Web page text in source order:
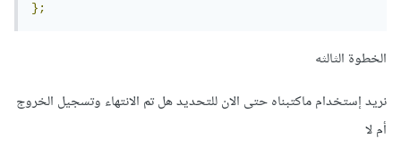
};
الخطوة الثالثه
نريد إستخدام ماكتبناه حتى الان للتحديد هل تم الانتهاء وتسجيل الخروج
أم لا